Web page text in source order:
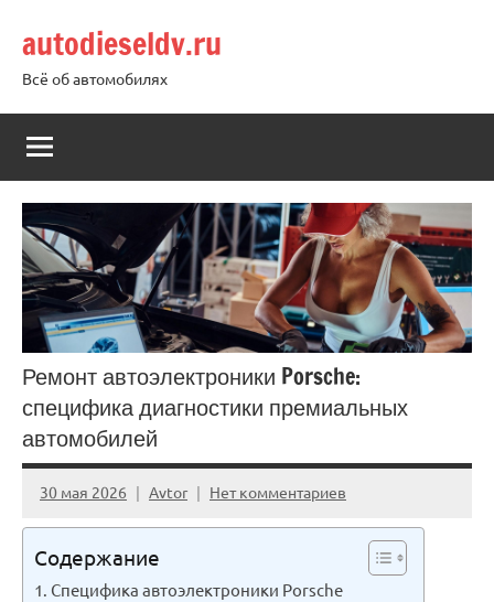
содержимому
autodieseldv.ru
Всё об автомобилях
Ремонт автоэлектроники Porsche:
специфика диагностики премиальных
автомобилей
30 мая 2026 Avtor Нет комментариев
Содержание
Специфика автоэлектроники Porsche